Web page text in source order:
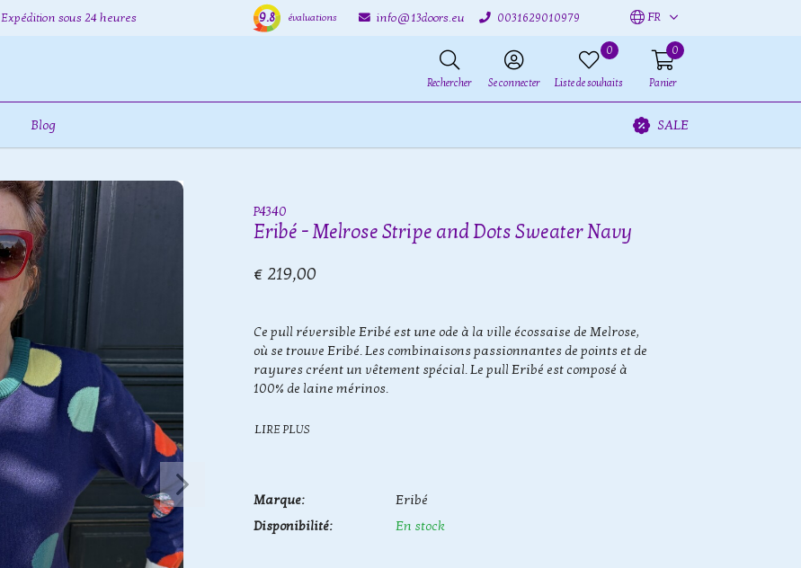
Expédition sous 24 heures 9.8 évaluations info@13doors.eu 0031629010979 FR
Rechercher Se connecter
0
Liste de souhaits
0
Panier
Blog SALE
P4340
Eribé - Melrose Stripe and Dots Sweater Navy
€ 219,00
Ce pull réversible Eribé est une ode à la ville écossaise de Melrose,
où se trouve Eribé. Les combinaisons passionnantes de points et de
rayures créent un vêtement spécial. Le pull Eribé est composé à
100% de laine mérinos.
LIRE PLUS
Marque:
Eribé
Disponibilité:
En stock